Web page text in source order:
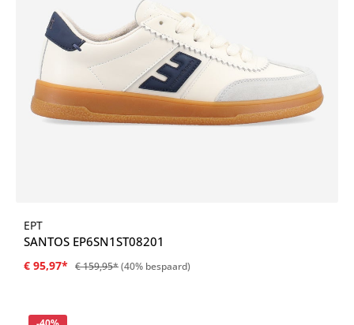
EPT
SANTOS EP6SN1ST08201
€ 95,97* € 159,95*(40% bespaard)
Korting